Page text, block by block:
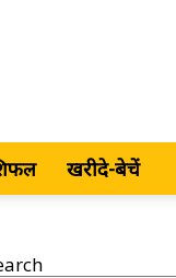
खरीदे-बेचें